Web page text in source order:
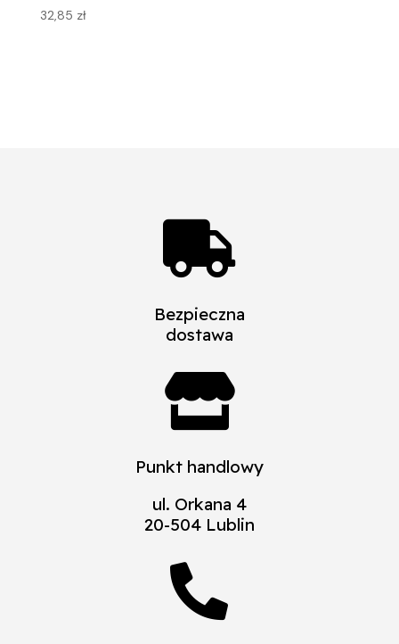
32,85 zł

Bezpieczna
dostawa

Punkt handlowy
ul. Orkana 4
20-504 Lublin
